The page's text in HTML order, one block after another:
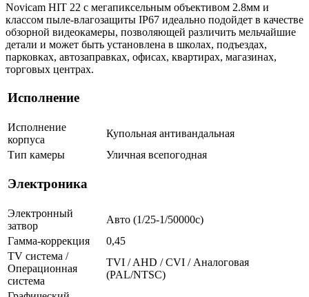
Novicam HIT 22 с мегапиксельным объективом 2.8мм и
классом пыле-влагозащиты IP67 идеально подойдет в качестве
обзорной видеокамеры, позволяющей различить мельчайшие
детали и может быть установлена в школах, подъездах,
парковках, автозаправках, офисах, квартирах, магазинах,
торговых центрах.
Исполнение
Исполнение
корпуса
Купольная антивандальная
Тип камеры
Уличная всепогодная
Электроника
Электронный
затвор
Авто (1/25-1/50000c)
Гамма-коррекция
0,45
TV система /
Операционная
система
TVI / AHD / CVI / Аналоговая
(PAL/NTSC)